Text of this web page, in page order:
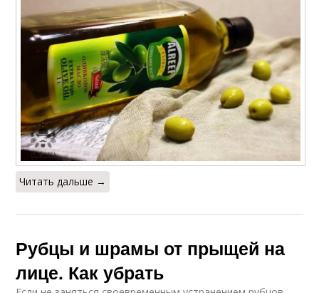
Читать дальше →
Рубцы и шрамы от прыщей на
лице. Как убрать